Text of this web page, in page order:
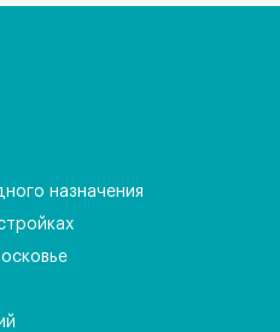
назначения